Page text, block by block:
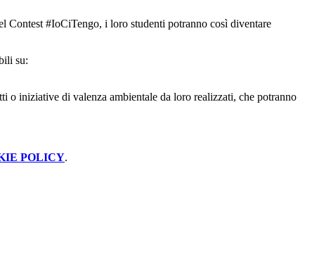
Contest #IoCiTengo, i loro studenti potranno così diventare
su:
o iniziative di valenza ambientale da loro realizzati, che potranno
POLICY.